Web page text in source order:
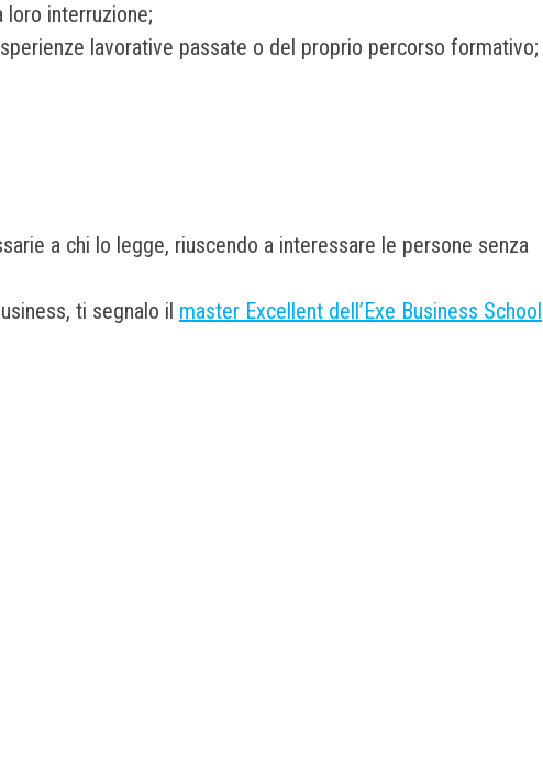
interruzione;
lavorative passate o del proprio percorso formativo;
a chi lo legge, riuscendo a interessare le persone senza
ti segnalo il master Excellent dell’Exe Business School